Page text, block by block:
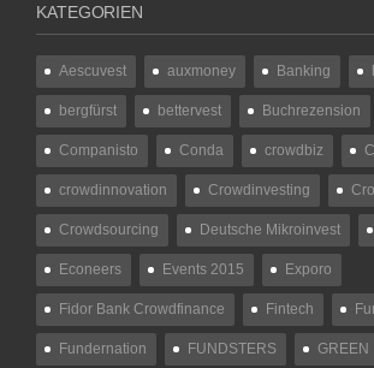
KATEGORIEN
Aescuvest auxmoney Banking
bergfürst bettervest Buchrezension
Companisto Conda crowdbiz
crowdinnovation Crowdinvesting
Crowdsourcing Deutsche Mikroinvest
Econeers Events 2015 Exporo
Fidor Bank Crowdfinance Fintech
Fundernation FUNDSTERS GREEN